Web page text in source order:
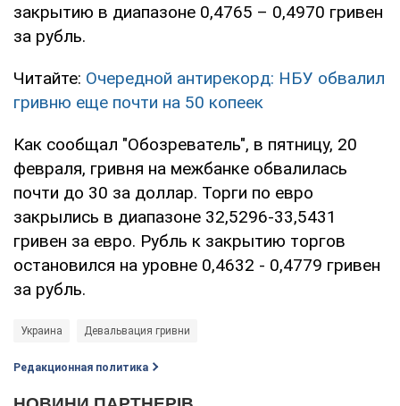
закрытию в диапазоне 0,4765 – 0,4970 гривен
за рубль.
Читайте: Очередной антирекорд: НБУ обвалил
гривню еще почти на 50 копеек
Как сообщал "Обозреватель", в пятницу, 20
февраля, гривня на межбанке обвалилась
почти до 30 за доллар. Торги по евро
закрылись в диапазоне 32,5296-33,5431
гривен за евро. Рубль к закрытию торгов
остановился на уровне 0,4632 - 0,4779 гривен
за рубль.
Украина Девальвация гривни
Редакционная политика